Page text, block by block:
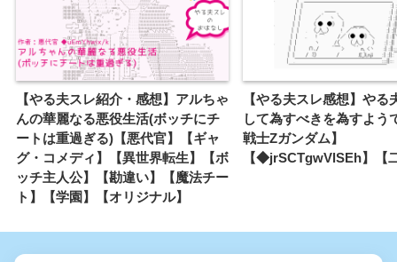
【やる夫スレ紹介・感想】アルちゃ
んの華麗なる悪役生活(ボッチにチ
ートは重過ぎる)【悪代官】【ギャ
グ・コメディ】【異世界転生】【ボ
ッチ主人公】【勘違い】【魔法チー
ト】【学園】【オリジナル】
【やる夫スレ感想】やる
して為すべきを為すよう
戦士Ζガンダム】
【◆jrSCTgwVlSEh】【